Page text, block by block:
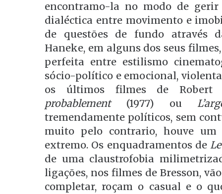
encontramo-la no modo de
dialéctica entre movimento e
de questões de fundo através
Haneke, em alguns dos seus
perfeita entre estilismo
sócio-político e emocional,
os últimos filmes de
probablement(1977) ou
tremendamente políticos, sem
muito pelo contrario, houve um
extremo. Os enquadramentos de
de uma claustrofobia
ligações, nos filmes de Bresson,
completar, roçam o casual e o